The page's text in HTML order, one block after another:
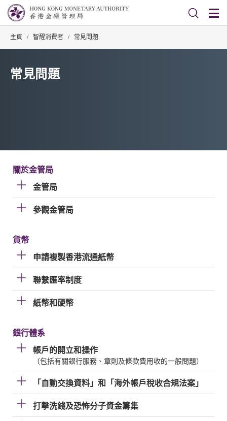
主頁 / 智醒消費者 / 常見問題
常見問題
關於金管局
金管局
參觀金管局
貨幣
申請複製香港流通紙幣
聯繫匯率制度
紙幣和硬幣
銀行體系
帳戶的開立和操作
（包括有關銀行服務、章則及條款費用收的一般問題）
「自動交換資料」和「海外帳戶稅收合規法案」
打擊洗錢及恐怖分子資金籌集